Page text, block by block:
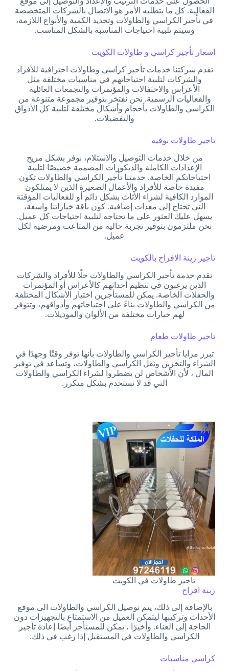
الفعالية. كل ما يتطلبه الأمر هو الاتصال بالشركات المتخصصة
في تأجير الكراسي والطاولات وتحديد الكمية والأنواع اللازمة،
وسيتم تلبية احتياجات المناسبة بالشكل المناسب.
اسعار تأجير كراسي و طاولات الكويت
تقدم شركتنا خدمات تأجير كراسي وطاولات احترافية للأفراد
والشركات لتلبية احتياجاتهم في مناسبات مختلفة مثل
الأعراس والاحتفالات والمؤتمرات والتجمعات العائلية
والفعاليات الرسمية. نحن نفتخر بتوفير مجموعة متنوعة من
الكراسي والطاولات بأحجام وأشكال مختلفة لتلبية كل الأذواق
والتفضيلات.
تاجير طاولات بوفيه
من خلال خدمات التوصيل والاستلام، نوفر بشكل مريح
الإعدادات الكاملة والديكورات المصممة خصيصًا لتلبية
احتياجاتكم الخاصة. خدمتنا تأجير الكراسي والطاولات تكون
مفيدة خاصة للأفراد والأعمال الصغيرة الذين لا يمتلكون
الموارد الكافية لشراء الأثاث بشكل دائم أو للفعاليات المؤقتة
التي تحتاج إلى معدات إضافية. كون باقة خياراتنا واسعة،
يسهل عليك العثور على ما تحتاجه لتلبية احتياجات كل عميل.
نحن ملتزمون بتوفير تجربة خالية من المتاعب ومرضية لكل
عميل.
تاجير زينة الافراح بالكويت
تقدم خدمة تأجير الكراسي والطاولات حلًا للأفراد والشركات
الذين يرغبون في تنظيم أحداثهم كالأعراس أو المؤتمرات
والحفلات الخاصة. يمكن للمستأجرين اختيار الأشكال المختلفة
من الكراسي والطاولات بناءً على احتياجاتهم وأذواقهم، وتتوفر
لهم خيارات مختلفة من الألوان والموديلات.
تاجير طاولات طعام
تبرز مزايا تأجير الكراسي والطاولات بأنها توفر وقتًا وجهدًا في
الشراء والتخزين ونقل الكراسي والطاولات، وتساعد في توفير
المال ، لأن الأشخاص لن يضطروا لشراء الكراسي والطاولات
التي قد لا تستخدم بشكل متكرر.
تاجير طاولات في الكويت
زينة افراح
بالإضافة إلى ذلك، يتم توصيل الكراسي والطاولات الى موقع
الأحداث وتركيبها ليتمكن العميل من الاستمتاع بالتجهيزات دون
الحاجة إلى العناء. وأخيرًا ، يمكن للمستأجر أيضًا إعادة تأجير
الكراسي والطاولات في المستقبل إذا رغب في ذلك.
كراسي مناسبات